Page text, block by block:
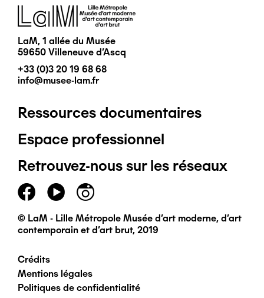
Image
LaM, 1 allée du Musée
59650 Villeneuve d'Ascq
+33 (0)3 20 19 68 68
info@musee-lam.fr
Pied
de
page
principal
Ressources documentaires
Espace professionnel
Retrouvez-nous sur les réseaux
© LaM - Lille Métropole Musée d'art moderne, d'art
contemporain et d'art brut, 2019
Pied
Crédits
Mentions légales
Politiques de confidentialité